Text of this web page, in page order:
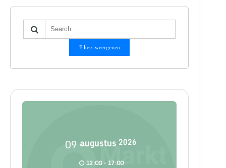
Filters weergeven
09 augustus 2026
12:00 - 17:00